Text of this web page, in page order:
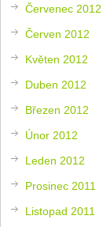
Červenec 2012
Červen 2012
Květen 2012
Duben 2012
Březen 2012
Únor 2012
Leden 2012
Prosinec 2011
Listopad 2011